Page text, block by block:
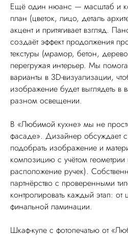
Ещё один нюанс — масштаб и
план (цветок, лицо, деталь
акцент и притягивает взгляд.
создаёт эффект продолжения
текстуры (мрамор, бетон,
перегружая интерьер. Мы
варианты в 3D-визуализации,
изображение будет выглядеть в
разном освещении.
В «Любимой кухне» мы не
фасаде». Дизайнер обсуждает
подобрать изображение и
композицию с учётом
расположение ручек).
партнёрство с проверенными
контролировать каждый этап:
финальной ламинации.
Шкаф-купе с фотопечатью от